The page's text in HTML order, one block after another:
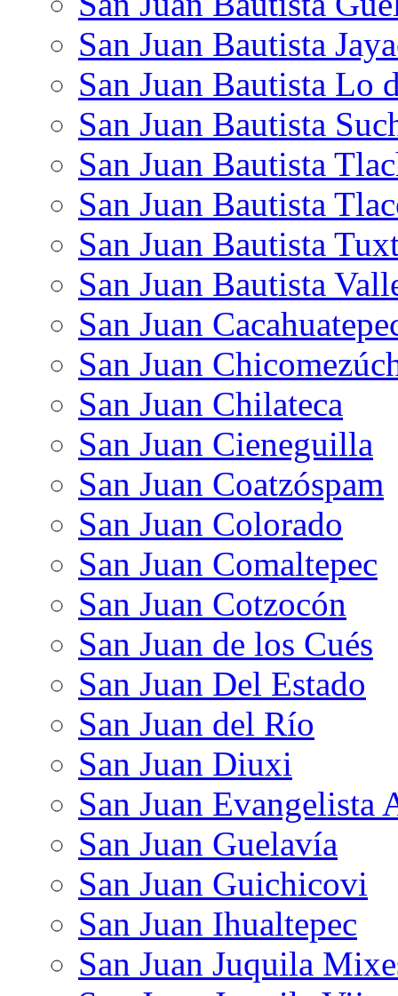
San Juan Bautista
San Juan Bautista Lo
San Juan Bautista
San Juan Bautista
San Juan Bautista
San Juan Bautista
San Juan Bautista
San Juan
San Juan
San Juan Chilateca
San Juan Cieneguilla
San Juan Coatzóspam
San Juan Colorado
San Juan Comaltepec
San Juan Cotzocón
San Juan de los Cués
San Juan Del Estado
San Juan del Río
San Juan Diuxi
San Juan Evangelista
San Juan Guelavía
San Juan Guichicovi
San Juan Ihualtepec
San Juan Juquila